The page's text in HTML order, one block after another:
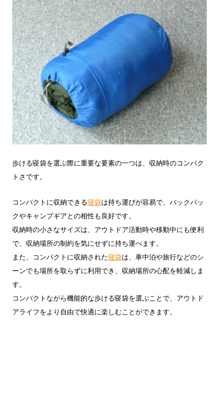
歩ける寝袋を選ぶ際に重要な要素の一つは、収納時のコンパク
トさです。
コンパクトに収納できる寝袋は持ち運びが容易で、バックパッ
クやキャンプギアとの相性も良好です。
収納時の小さなサイズは、アウトドア活動時や移動中にも便利
で、収納場所の制約を気にせずに持ち運べます。
また、コンパクトに収納された寝袋は、車中泊や旅行などのシ
ーンでも場所を取らずに利用でき、収納場所の心配を軽減しま
す。
コンパクトながら機能的な歩ける寝袋を選ぶことで、アウトド
アライフをより自由で快適に楽しむことができます。